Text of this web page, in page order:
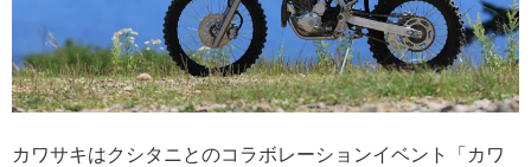
カワサキはクシタニとのコラボレーションイベント「カワ